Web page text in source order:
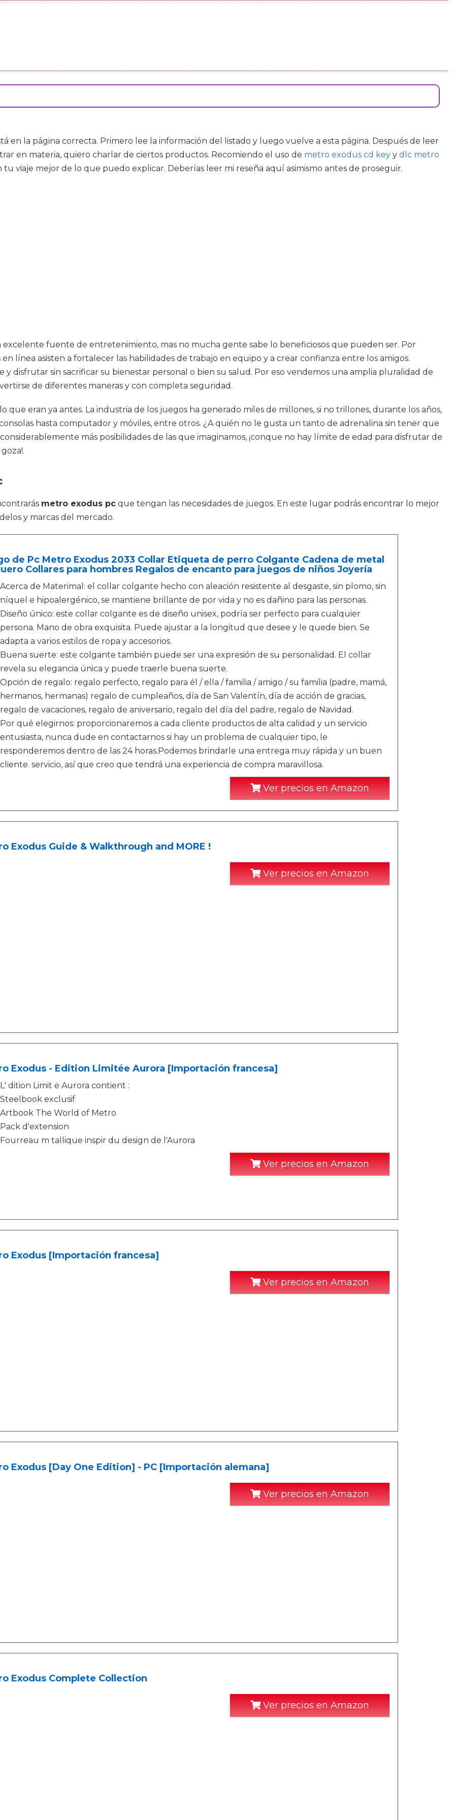
en la página correcta. Primero lee la información del listado y luego vuelve a esta página. Después de leer
en materia, quiero charlar de ciertos productos. Recomiendo el uso de metro exodus cd key y dlc metro
viaje mejor de lo que puedo explicar. Deberías leer mi reseña aquí asimismo antes de proseguir.
excelente fuente de entretenimiento, mas no mucha gente sabe lo beneficiosos que pueden ser. Por
línea asisten a fortalecer las habilidades de trabajo en equipo y a crear confianza entre los amigos.
disfrutar sin sacrificar su bienestar personal o bien su salud. Por eso vendemos una amplia pluralidad de
de diferentes maneras y con completa seguridad.
eran ya antes. La industria de los juegos ha generado miles de millones, si no trillones, durante los años,
hasta computador y móviles, entre otros. ¿A quién no le gusta un tanto de adrenalina sin tener que
más posibilidades de las que imaginamos, ¡conque no hay límite de edad para disfrutar de
metro exodus pc que tengan las necesidades de juegos. En este lugar podrás encontrar lo mejor
y marcas del mercado.
de Pc Metro Exodus 2033 Collar Etiqueta de perro Colgante Cadena de metal
Collares para hombres Regalos de encanto para juegos de niños Joyería
Acerca de Materimal: el collar colgante hecho con aleación resistente al desgaste, sin plomo, sin
níquel e hipoalergénico, se mantiene brillante de por vida y no es dañino para las personas.
Diseño único: este collar colgante es de diseño unisex, podría ser perfecto para cualquier
persona. Mano de obra exquisita. Puede ajustar a la longitud que desee y le quede bien. Se
adapta a varios estilos de ropa y accesorios.
Buena suerte: este colgante también puede ser una expresión de su personalidad. El collar
revela su elegancia única y puede traerle buena suerte.
Opción de regalo: regalo perfecto, regalo para él / ella / familia / amigo / su familia (padre, mamá,
hermanos, hermanas) regalo de cumpleaños, día de San Valentín, día de acción de gracias,
regalo de vacaciones, regalo de aniversario, regalo del día del padre, regalo de Navidad.
Por qué elegirnos: proporcionaremos a cada cliente productos de alta calidad y un servicio
entusiasta, nunca dude en contactarnos si hay un problema de cualquier tipo, le
responderemos dentro de las 24 horas.Podemos brindarle una entrega muy rápida y un buen
cliente. servicio, así que creo que tendrá una experiencia de compra maravillosa.
Ver precios en Amazon
Exodus Guide & Walkthrough and MORE !
Ver precios en Amazon
Exodus - Edition Limitée Aurora [Importación francesa]
L' dition Limit e Aurora contient :
Steelbook exclusif
Artbook The World of Metro
Pack d'extension
Fourreau m tallique inspir du design de l'Aurora
Ver precios en Amazon
Exodus [Importación francesa]
Ver precios en Amazon
Exodus [Day One Edition] - PC [Importación alemana]
Ver precios en Amazon
Exodus Complete Collection
Ver precios en Amazon